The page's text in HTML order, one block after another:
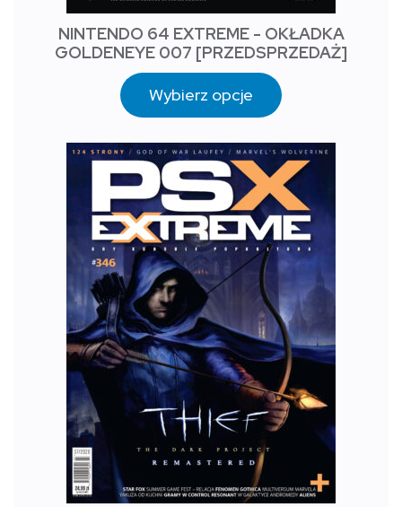
NINTENDO 64 EXTREME - OKŁADKA
GOLDENEYE 007 [PRZEDSPRZEDAŻ]
Wybierz opcje